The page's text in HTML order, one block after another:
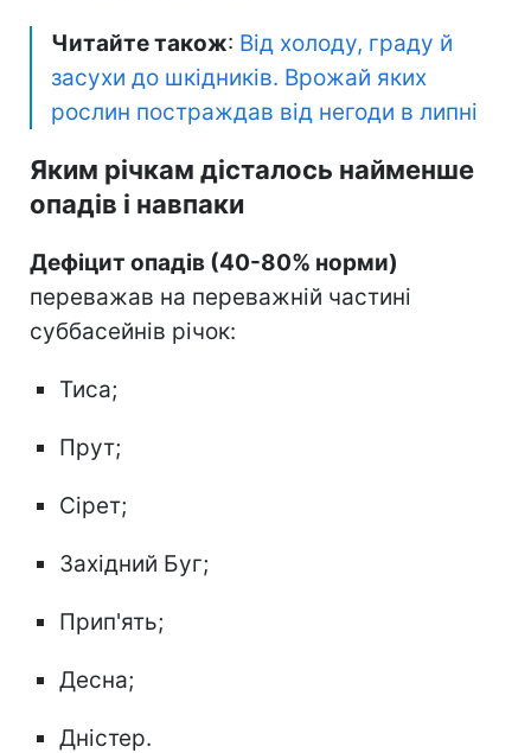
Читайте також: Від холоду, граду й
засухи до шкідників. Врожай яких
рослин постраждав від негоди в липні
Яким річкам дісталось найменше
опадів і навпаки
Дефіцит опадів (40-80% норми)
переважав на переважній частині
суббасейнів річок:
Тиса;
Прут;
Сірет;
Західний Буг;
Прип'ять;
Десна;
Дністер.